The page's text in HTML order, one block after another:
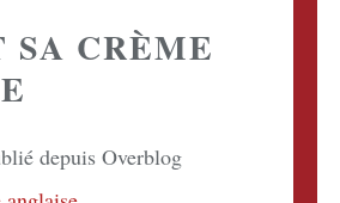
CRÈME
depuis Overblog